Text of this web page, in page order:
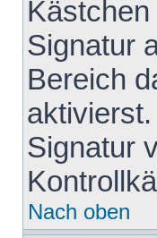
Signatur
Bereich
Signatur
Nach oben